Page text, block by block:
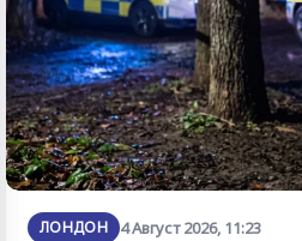
ЛОНДОН 4 Август 2026, 11:23